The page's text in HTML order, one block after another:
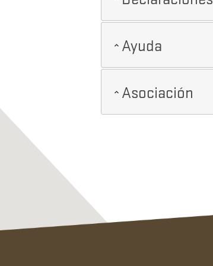
Ayuda
Asociación